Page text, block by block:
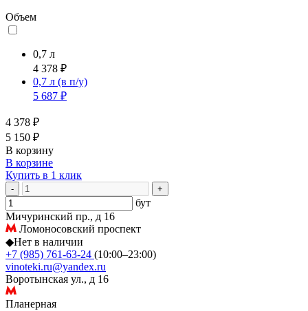
Объем
0,7 л
4 378 ₽
0,7 л (в п/у)
5 687 ₽
4 378 ₽
5 150 ₽
В корзину
В корзине
Купить в 1 клик
- +
бут
Мичуринский пр., д 16
Ломоносовский проспект
◆Нет в наличии
+7 (985) 761-63-24 (10:00–23:00)
vinoteki.ru@yandex.ru
Воротынская ул., д 16
Планерная